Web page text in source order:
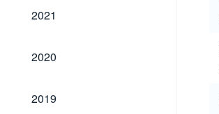
2021
2021
2020
2020
2019
2019